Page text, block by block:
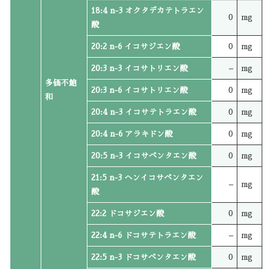
多価不飽
和
18:4 n-3 オクタデカテトラエン
酸
0 mg
20:2 n-6 イコサジエン酸 0 mg
20:3 n-3 イコサトリエン酸 – mg
20:3 n-6 イコサトリエン酸 0 mg
20:4 n-3 イコサテトラエン酸 0 mg
20:4 n-6 アラキドン酸 0 mg
20:5 n-3 イコサペンタエン酸 0 mg
21:5 n-3 ヘンイコサペンタエン
酸
– mg
22:2 ドコサジエン酸 0 mg
22:4 n-6 ドコサテトラエン酸 – mg
22:5 n-3 ドコサペンタエン酸 0 mg